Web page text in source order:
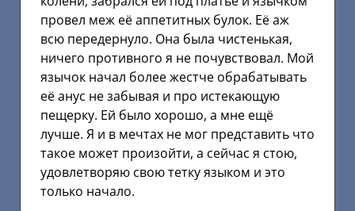
провел меж её аппетитных булок. Её аж
всю передернуло. Она была чистенькая,
ничего противного я не почувствовал. Мой
язычок начал более жестче обрабатывать
её анус не забывая и про истекающую
пещерку. Ей было хорошо, а мне ещё
лучше. Я и в мечтах не мог представить что
такое может произойти, а сейчас я стою,
удовлетворяю свою тетку языком и это
только начало.